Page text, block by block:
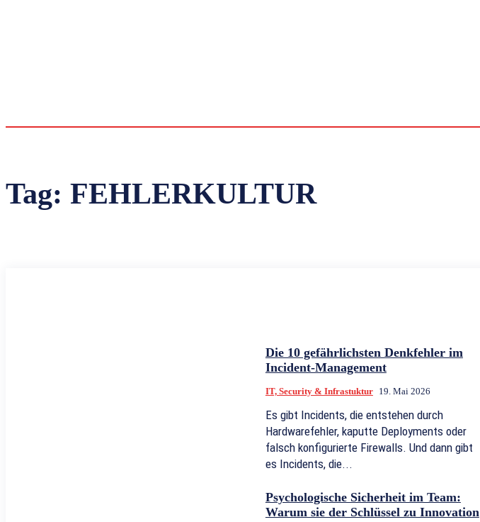
Tag: FEHLERKULTUR
Die 10 gefährlichsten Denkfehler im
Incident-Management
IT, Security & Infrastuktur 19. Mai 2026
Es gibt Incidents, die entstehen durch
Hardwarefehler, kaputte Deployments oder
falsch konfigurierte Firewalls. Und dann gibt
es Incidents, die...
Psychologische Sicherheit im Team:
Warum sie der Schlüssel zu Innovation